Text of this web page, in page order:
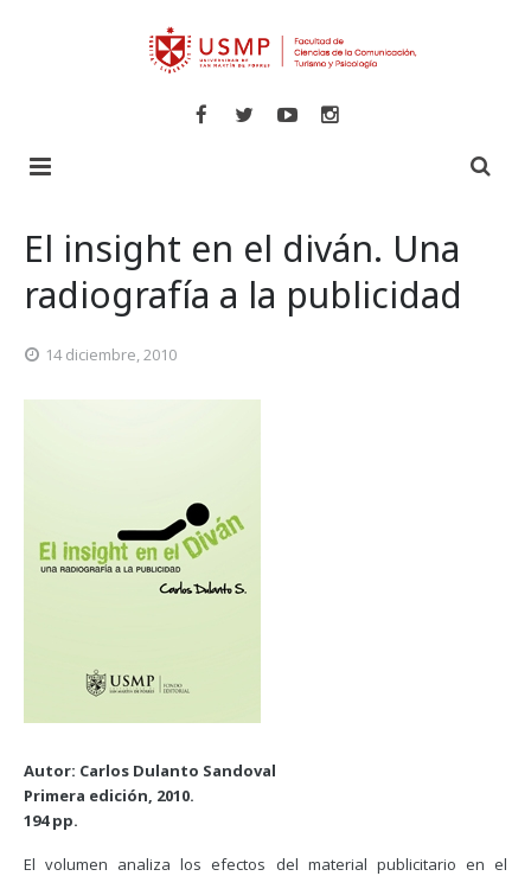
Libros
El insight en el diván. Una
radiografía a la publicidad
14 diciembre, 2010
Autor: Carlos Dulanto Sandoval
Primera edición, 2010.
194 pp.
El volumen analiza los efectos del material publicitario en el